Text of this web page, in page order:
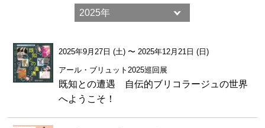
2025年9月27日 (土) 〜2025年12月21日 (日)
アール・ブリュット2025巡回展
既知との遭遇 自伝的ブリコラージュの世界
へようこそ！